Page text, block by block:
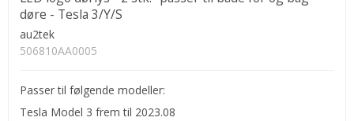
døre - Tesla 3/Y/S
au2tek
506810AA0005
Passer til følgende modeller:
Tesla Model 3 frem til 2023.08